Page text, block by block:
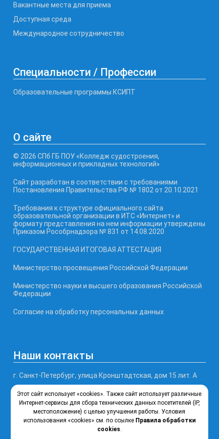
Вакантные места для приема
Доступная среда
Международное сотрудничество
Специальности / Профессии
Образовательные программы КСИПТ
О сайте
© 2026 СПб ГБ ПОУ «Колледж судостроения,
информационных и прикладных технологий»
Сайт разработан в соответствии с требованиями
Постановления Правительства РФ № 1802 от 20.10.2021
Требования к структуре официального сайта
образовательной организации в ИТС «Интернет» и
формату представления на нем информации утверждены
Приказом Рособрнадзора № 831 от 14.08.2020
ГОСУДАРСТВЕННАЯ ИТОГОВАЯ АТТЕСТАЦИЯ
Министерство просвещения Российской Федерации
Министерство науки и высшего образования Российской
Федерации
Согласие на обработку персональных данных
Наши контакты
г. Санкт-Петербург, улица Кронштадтская, дом 15 лит. А
Телефон, факс: (812) 246-77-99
Почта: ksipt@obr.gov.spb.ru
Этот сайт использует «cookies». Также сайт использует различные
Интернет-сервисы для сбора технических данных посетителей (IP,
местоположение) с целью улучшения работы. Условия
использования «cookies» см. по ссылке Правила обработки
cookies.